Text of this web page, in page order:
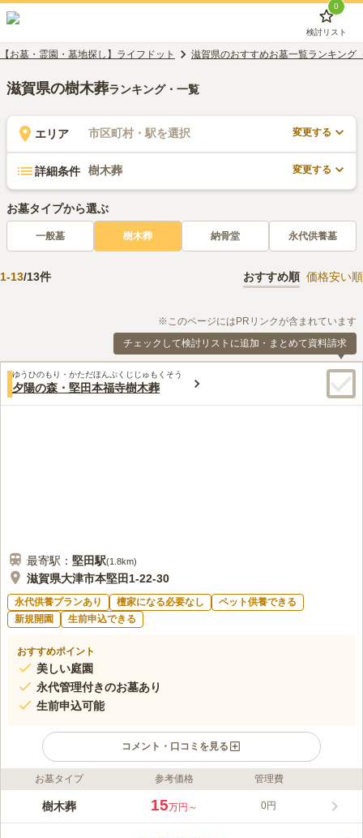
0
検討リスト
【お墓・霊園・墓地探し】ライフドット 滋賀県のおすすめお墓一覧ランキング
滋賀県の樹木葬ランキング・一覧
エリア 市区町村・駅を選択 変更する
詳細条件 樹木葬 変更する
お墓タイプから選ぶ
一般墓 樹木葬 納骨堂 永代供養墓
1-13/13件 おすすめ順 価格安い順
※このページにはPRリンクが含まれています
チェックして検討リストに追加・まとめて資料請求
ゆうひのもり・かただほんぷくじじゅもくそう
夕陽の森・堅田本福寺樹木葬
最寄駅： 堅田駅(1.8km)
滋賀県大津市本堅田1-22-30
永代供養プランあり 檀家になる必要なし
ペット供養できる
新規開園
生前申込できる
おすすめポイント
美しい庭園
永代管理付きのお墓あり
生前申込可能
コメント・口コミを見る
ライフドット編集部のコメント
2024年5月、滋賀県大津市にある本福寺境内に永代供養付きのお
お墓タイプ 参考価格 管理費
樹木葬 15万円～ 0円